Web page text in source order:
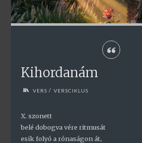
Kihordanám
VERS / VERSCIKLUS
X. szonett
belé dobogva vére ritmusát
esik folyó a rónaságon át,